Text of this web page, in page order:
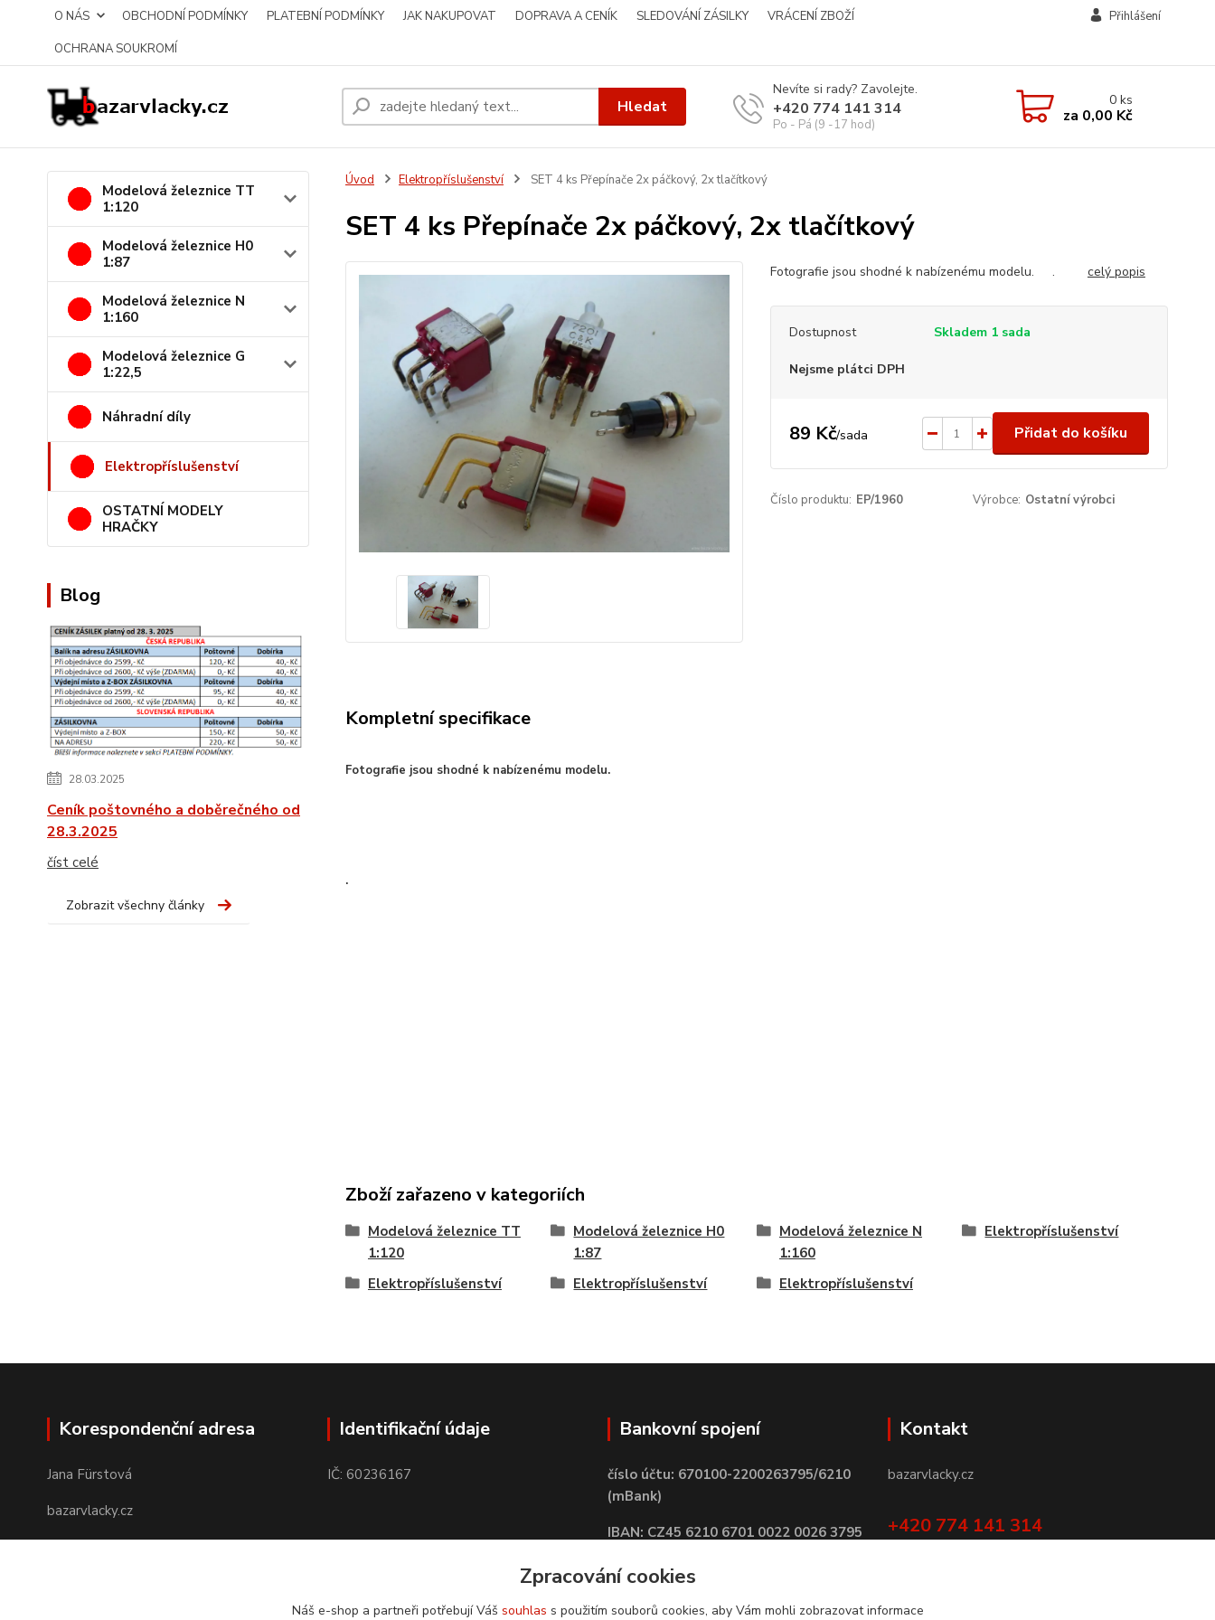
O NÁS OBCHODNÍ PODMÍNKY PLATEBNÍ PODMÍNKY JAK NAKUPOVAT DOPRAVA A CENÍK SLEDOVÁNÍ ZÁSILKY
VRÁCENÍ ZBOŽÍ
OCHRANA SOUKROMÍ
Přihlášení
Hledat
Nevíte si rady? Zavolejte.
+420 774 141 314
Po - Pá (9 -17 hod)
0ks
za 0,00 Kč
Modelová železnice TT
1:120
Modelová železnice H0
1:87
Modelová železnice N
1:160
Modelová železnice G
1:22,5
Náhradní díly
Elektropříslušenství
OSTATNÍ MODELY
HRAČKY
Blog
28.03.2025
Ceník poštovného a doběrečného od
28.3.2025
číst celé
Zobrazit všechny články
Úvod Elektropříslušenství SET 4 ks Přepínače 2x páčkový, 2x tlačítkový
SET 4 ks Přepínače 2x páčkový, 2x tlačítkový
Fotografie jsou shodné k nabízenému modelu. . celý popis
Dostupnost Skladem 1 sada
Nejsme plátci DPH
89 Kč/sada Přidat do košíku
Číslo produktu: EP/1960 Výrobce: Ostatní výrobci
Kompletní specifikace
Fotografie jsou shodné k nabízenému modelu.
.
Zboží zařazeno v kategoriích
Modelová železnice TT
1:120
Modelová železnice H0
1:87
Modelová železnice N
1:160
Elektropříslušenství
Elektropříslušenství Elektropříslušenství Elektropříslušenství
Korespondenční adresa
Jana Fürstová
bazarvlacky.cz
Identifikační údaje
IČ: 60236167
Bankovní spojení
číslo účtu: 670100-2200263795/6210
(mBank)
IBAN: CZ45 6210 6701 0022 0026 3795
BIC: BREXCZPPXXX
Kontakt
bazarvlacky.cz
+420 774 141 314
Zpracování cookies
Náš e-shop a partneři potřebují Váš souhlas s použitím souborů cookies, aby Vám mohli zobrazovat informace